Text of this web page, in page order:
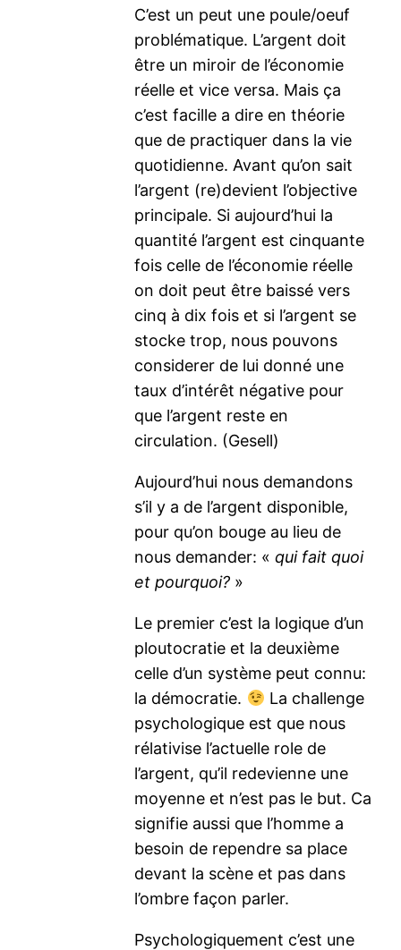
C’est un peut une poule/oeuf
problématique. L’argent doit
être un miroir de l’économie
réelle et vice versa. Mais ça
c’est facille a dire en théorie
que de practiquer dans la vie
quotidienne. Avant qu’on sait
l’argent (re)devient l’objective
principale. Si aujourd’hui la
quantité l’argent est cinquante
fois celle de l’économie réelle
on doit peut être baissé vers
cinq à dix fois et si l’argent se
stocke trop, nous pouvons
considerer de lui donné une
taux d’intérêt négative pour
que l’argent reste en
circulation. (Gesell)
Aujourd’hui nous demandons
s’il y a de l’argent disponible,
pour qu’on bouge au lieu de
nous demander: «qui fait quoi
et pourquoi? »
Le premier c’est la logique d’un
ploutocratie et la deuxième
celle d’un système peut connu:
la démocratie.
La challenge
psychologique est que nous
rélativise l’actuelle role de
l’argent, qu’il redevienne une
moyenne et n’est pas le but. Ca
signifie aussi que l’homme a
besoin de rependre sa place
devant la scène et pas dans
l’ombre façon parler.
Psychologiquement c’est une